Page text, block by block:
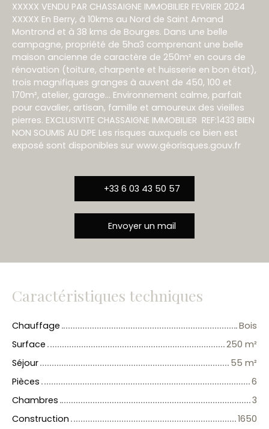
XXXXX VENDU PAR CHASSAIGNE IMMOBILIER FEVRIER 2024
XXXXX En Berry, à 10kms au Nord de Saint Amand
Montrond et à 38 kms de Bourges. Dans une belle
campagne, propriété de 5ha3 comprenant une belle
maison ancienne de caractère de 250m² en cours de
rénovation (toiture, charpente et huisserie en bon état),
trois magnifiques granges à auvent de 450, 100 et
170m², atelier, garage… Environnement calme, parfait
pour cavalier, artisan, famille et amoureux des vieilles
pierres. EXCLUSIVITE CHASSAIGNE IMMOBILIER REF:1433 BIEN
NON SOUMIS AU DPE Les risques auxquels ce bien est
exposé sont disponibles sur www.géorisques.gouv.fr
+33 6 03 43 50 57
Envoyer un mail
Caractéristiques techniques
Chauffage
Bois
Surface
250 m²
Séjour
55 m²
Pièces
6
Chambres
3
Construction
1650